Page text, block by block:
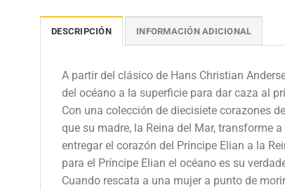
DESCRIPCIÓN INFORMACIÓN ADICIONAL
A partir del clásico de Hans Christian
del océano a la superficie para dar caza al
Con una colección de diecisiete corazones
que su madre, la Reina del Mar, transforme
entregar el corazón del Príncipe Elian a la
para el Príncipe Elian el océano es su
Cuando rescata a una mujer a punto de